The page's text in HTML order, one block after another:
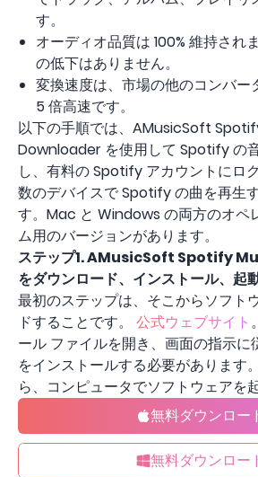
す。
オーディオ品質は 100% 維持され
の低下はありません。
変換速度は、市場の他のコンバー
5 倍高速です。
以下の手順では、AMusicSoft
Downloader を使用して Spotify の
し、有料の Spotify アカウントにロ
数のデバイスで Spotify の曲を再生
す。Mac と Windows の両方のオペ
ム用のバージョンがあります。
ステップ1. AMusicSoft Spotify
をダウンロード、インストール、起
最初のステップは、そこからソフト
ドすることです。 公式ウェブサイト
ール ファイルを開き、画面の指示に
をインストールする必要があります
ら、コンピュータでソフトウェアを
無料ダウンロー
無料ダウンロー